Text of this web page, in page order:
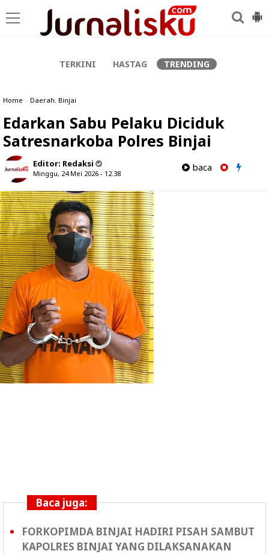
TERKINI HASTAG TRENDING
Home » Daerah. Binjai
Edarkan Sabu Pelaku Diciduk
Satresnarkoba Polres Binjai
Editor: Redaksi
Minggu, 24 Mei 2026 - 12.38
baca
Baca juga:
FORKOPIMDA BINJAI HADIRI PISAH SAMBUT
KAPOLRES BINJAI YANG DILAKSANAKAN